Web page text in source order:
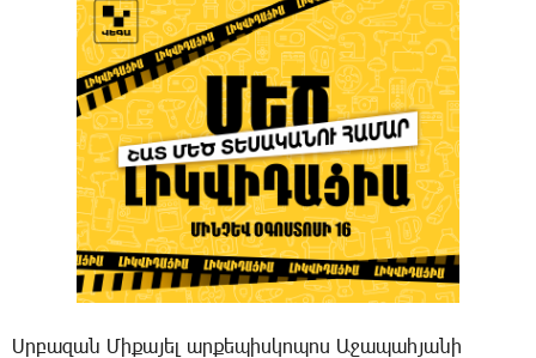
Սրբազան Միքայել արքեպիսկոպոս Աջապահյանի